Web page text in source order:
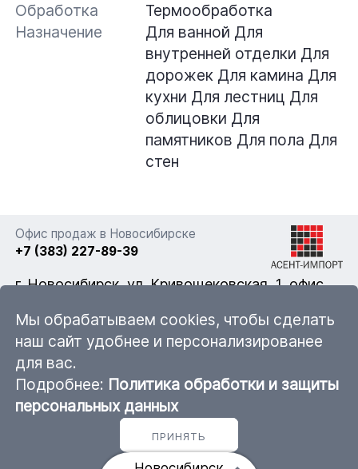
Обработка
Термообработка
Назначение
Для ванной Для
внутренней отделки Для
дорожек Для камина Для
кухни Для лестниц Для
облицовки Для
памятников Для пола Для
стен
Офис продаж в Новосибирске
+7 (383) 227-89-39
г. Новосибирск, ул. Кривощековская, 1, офис
nsk@ascent-import.ru
Карта каталога продукции
© 2011 — 2026 ООО «Асент-Импорт»
Мы обрабатываем cookies, чтобы сделать
наш сайт удобнее и персонализированее
для вас.
Подробнее: Политика обработки и защиты
персональных данных
ПРИНЯТЬ